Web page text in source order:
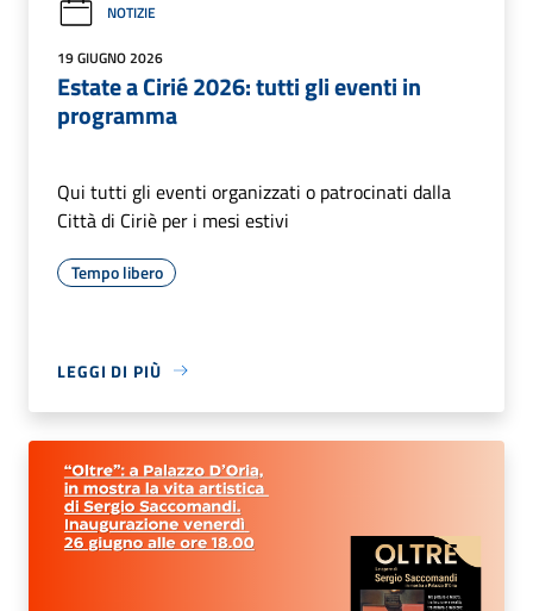
NOTIZIE
19 GIUGNO 2026
Estate a Cirié 2026: tutti gli eventi in
programma
Qui tutti gli eventi organizzati o patrocinati dalla
Città di Ciriè per i mesi estivi
Tempo libero
LEGGI DI PIÙ